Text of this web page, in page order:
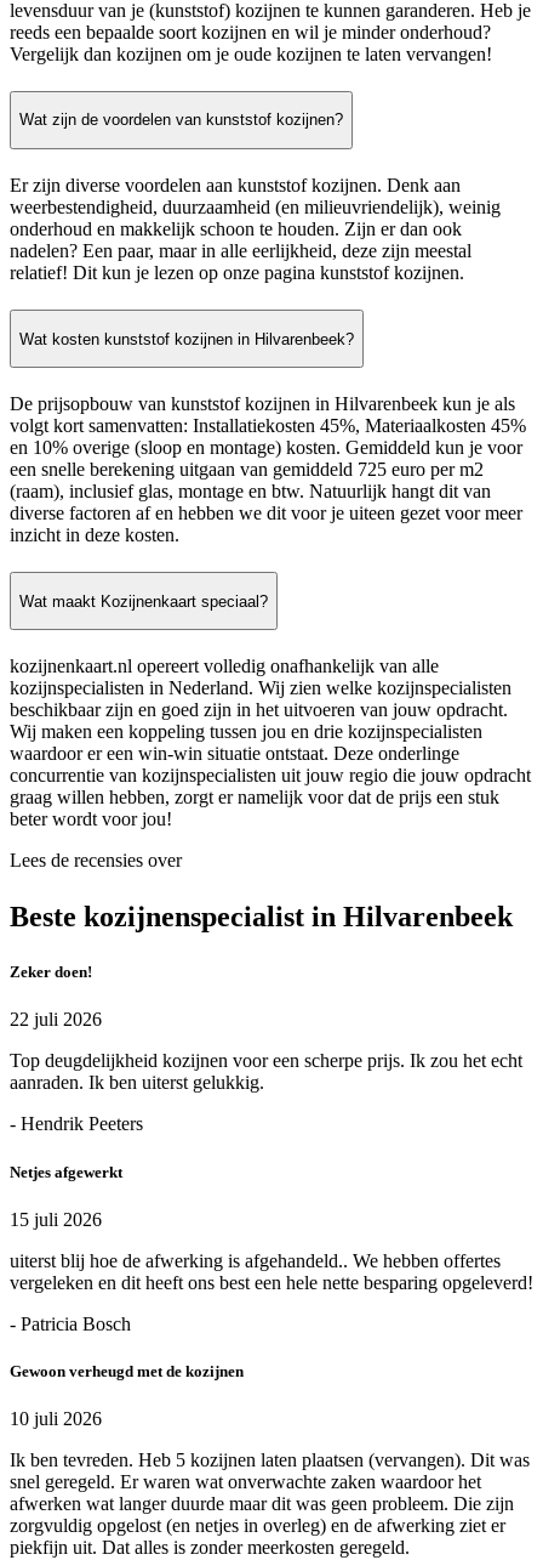
levensduur van je (kunststof) kozijnen te kunnen garanderen. Heb je
reeds een bepaalde soort kozijnen en wil je minder onderhoud?
Vergelijk dan kozijnen om je oude kozijnen te laten vervangen!
Wat zijn de voordelen van kunststof kozijnen?
Er zijn diverse voordelen aan kunststof kozijnen. Denk aan
weerbestendigheid, duurzaamheid (en milieuvriendelijk), weinig
onderhoud en makkelijk schoon te houden. Zijn er dan ook
nadelen? Een paar, maar in alle eerlijkheid, deze zijn meestal
relatief! Dit kun je lezen op onze pagina kunststof kozijnen.
Wat kosten kunststof kozijnen in Hilvarenbeek?
De prijsopbouw van kunststof kozijnen in Hilvarenbeek kun je als
volgt kort samenvatten: Installatiekosten 45%, Materiaalkosten 45%
en 10% overige (sloop en montage) kosten. Gemiddeld kun je voor
een snelle berekening uitgaan van gemiddeld 725 euro per m2
(raam), inclusief glas, montage en btw. Natuurlijk hangt dit van
diverse factoren af en hebben we dit voor je uiteen gezet voor meer
inzicht in deze kosten.
Wat maakt Kozijnenkaart speciaal?
kozijnenkaart.nl opereert volledig onafhankelijk van alle
kozijnspecialisten in Nederland. Wij zien welke kozijnspecialisten
beschikbaar zijn en goed zijn in het uitvoeren van jouw opdracht.
Wij maken een koppeling tussen jou en drie kozijnspecialisten
waardoor er een win-win situatie ontstaat. Deze onderlinge
concurrentie van kozijnspecialisten uit jouw regio die jouw opdracht
graag willen hebben, zorgt er namelijk voor dat de prijs een stuk
beter wordt voor jou!
Lees de recensies over
Beste kozijnenspecialist in Hilvarenbeek
Zeker doen!
22 juli 2026
Top deugdelijkheid kozijnen voor een scherpe prijs. Ik zou het echt
aanraden. Ik ben uiterst gelukkig.
- Hendrik Peeters
Netjes afgewerkt
15 juli 2026
uiterst blij hoe de afwerking is afgehandeld.. We hebben offertes
vergeleken en dit heeft ons best een hele nette besparing opgeleverd!
- Patricia Bosch
Gewoon verheugd met de kozijnen
10 juli 2026
Ik ben tevreden. Heb 5 kozijnen laten plaatsen (vervangen). Dit was
snel geregeld. Er waren wat onverwachte zaken waardoor het
afwerken wat langer duurde maar dit was geen probleem. Die zijn
zorgvuldig opgelost (en netjes in overleg) en de afwerking ziet er
piekfijn uit. Dat alles is zonder meerkosten geregeld.